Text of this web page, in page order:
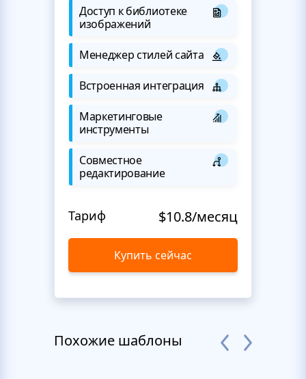
Доступ к библиотеке
изображений
Менеджер стилей сайта
Встроенная интеграция
Маркетинговые
инструменты
Совместное
редактирование
Тариф $10.8/месяц
Купить сейчас
Похожие шаблоны